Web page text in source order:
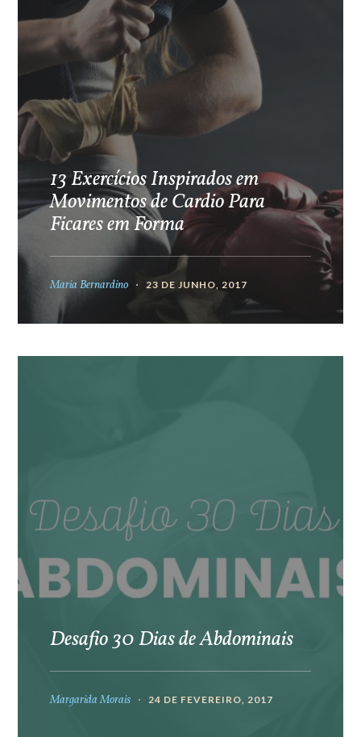
13 Exercícios Inspirados em
Movimentos de Cardio Para
Ficares em Forma
Maria Bernardino 23 DE JUNHO, 2017
Desafio 30 Dias de Abdominais
Margarida Morais 24 DE FEVEREIRO, 2017